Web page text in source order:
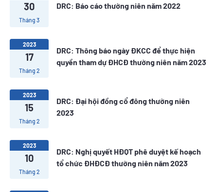
30
Tháng 3
DRC: Báo cáo thường niên năm 2022
2023
17
Tháng 2
DRC: Thông báo ngày ĐKCC để thực hiện
quyền tham dự ĐHCĐ thường niên năm 2023
2023
15
Tháng 2
DRC: Đại hội đồng cổ đông thường niên
2023
2023
10
Tháng 2
DRC: Nghị quyết HĐQT phê duyệt kế hoạch
tổ chức ĐHĐCĐ thường niên năm 2023